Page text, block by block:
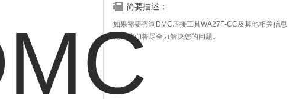
简要描述：
如果需要咨询DMC压接工具WA27F-CC及其他相关信
化，我们将尽全力解决您的问题。